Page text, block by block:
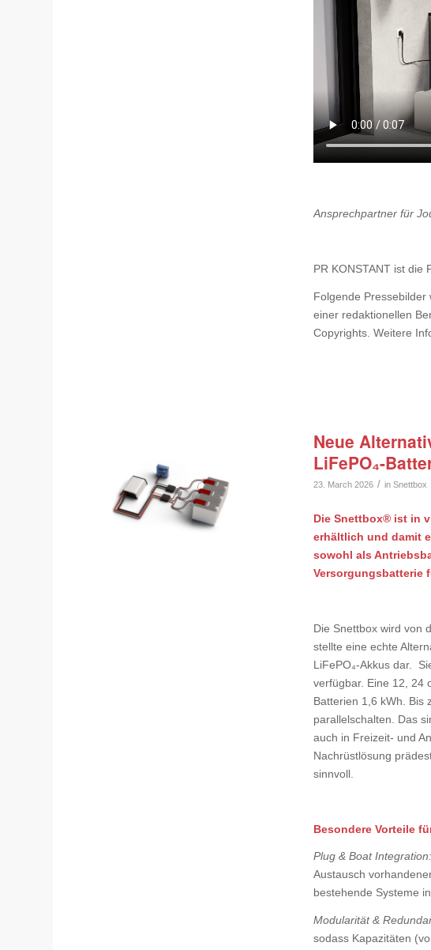
Ansprechpartner für
PR KONSTANT ist die
Folgende
einer redaktionellen
Copyrights. Weitere
Neue
LiFePO₄-
23. March 2026 / in Snettbox
Die Snettbox® ist in
erhältlich und damit
sowohl als
Versorgungsbatterie
Die Snettbox wird von
stellte eine echte
LiFePO₄-Akkus dar.
verfügbar. Eine 12, 24
Batterien 1,6 kWh. Bis
parallelschalten. Das
auch in Freizeit- und
Nachrüstlösung
sinnvoll.
Besondere Vorteile
Plug & Boat Integration:
Austausch
bestehende Systeme
Modularität &
sodass Kapazitäten